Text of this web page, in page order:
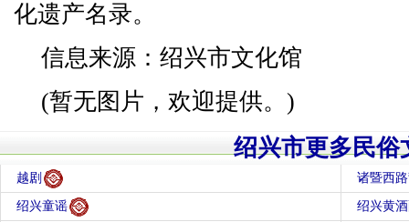
化遗产名录。
信息来源：绍兴市文化馆
(暂无图片，欢迎提供。)
绍兴市更多民俗
越剧 诸暨西
绍兴童谣 绍兴黄